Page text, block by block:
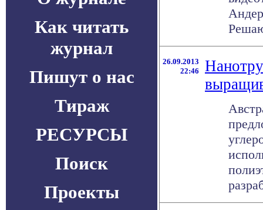
Как читать
журнал
Пишут о нас
Тираж
РЕСУРСЫ
Поиск
Проекты
26.09.2013
22:46